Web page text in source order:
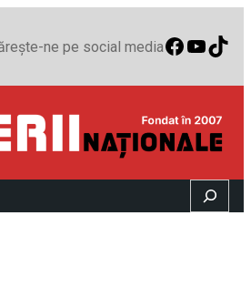
ne pe social media
Search